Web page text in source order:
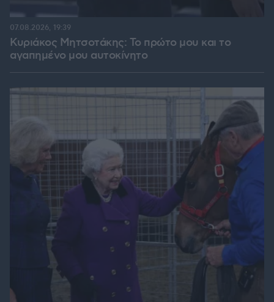
Κυριάκος Μητσοτάκης: Το πρώτο μου και το
αγαπημένο μου αυτοκίνητο
07.08.2026, 19:39